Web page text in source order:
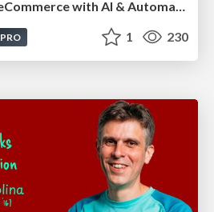
PRO 1 230